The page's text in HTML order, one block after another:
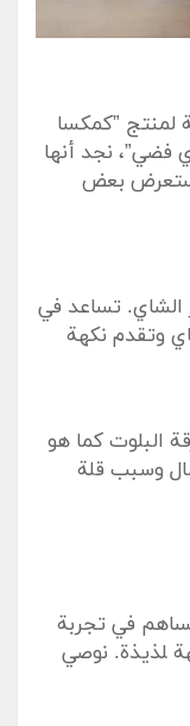
لمنتج ⁣”كمكسا
فضي”، نجد أنها
نستعرض بعض‌
الشاي. تساعد‌ في
وتقدم نكهة
البلوت⁣ كما هو
وسبب ​قلة
في تجربة
‍لذيذة. نوصي